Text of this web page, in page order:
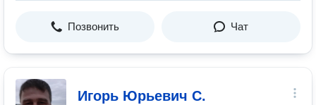
Позвонить Чат
Игорь Юрьевич С.